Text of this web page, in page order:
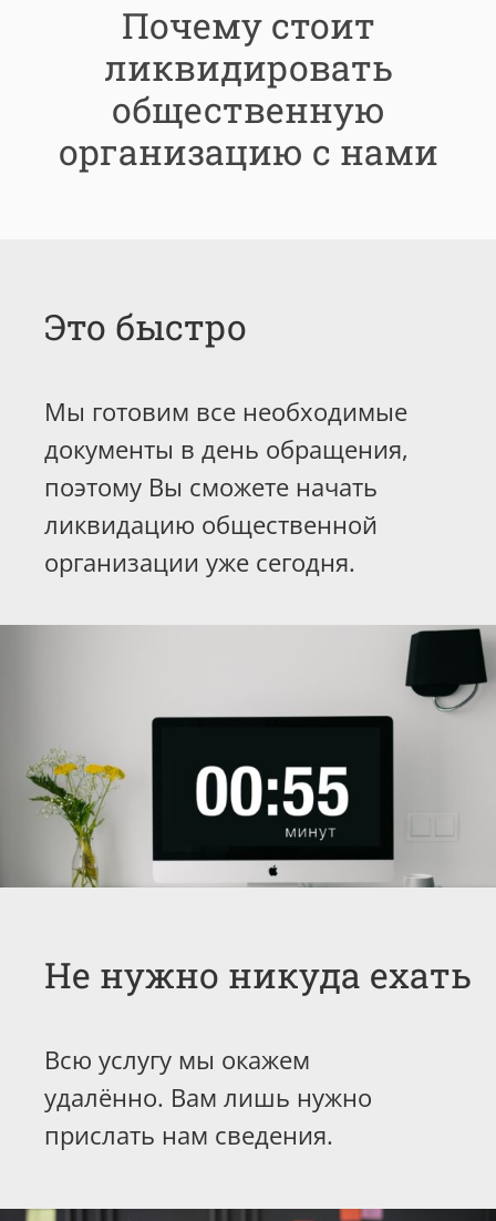
Почему стоит
ликвидировать
общественную
организацию с нами
Это быстро
Мы готовим все необходимые
документы в день обращения,
поэтому Вы сможете начать
ликвидацию общественной
организации уже сегодня.
Не нужно никуда ехать
Всю услугу мы окажем
удалённо. Вам лишь нужно
прислать нам сведения.